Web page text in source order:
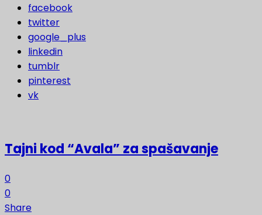
facebook
twitter
google_plus
linkedin
tumblr
pinterest
vk
Tajni kod “Avala” za spašavanje
0
0
Share